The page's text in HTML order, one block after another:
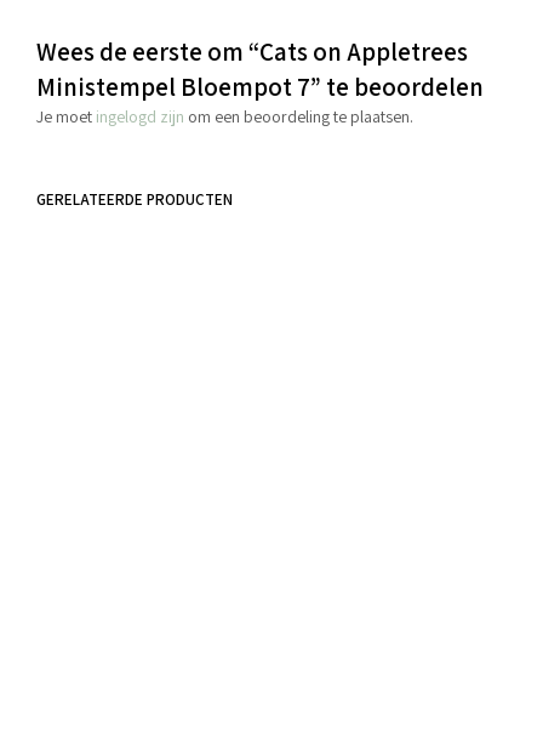
Wees de eerste om “Cats on Appletrees
Ministempel Bloempot 7” te beoordelen
Je moet ingelogd zijn om een beoordeling te plaatsen.
GERELATEERDE PRODUCTEN